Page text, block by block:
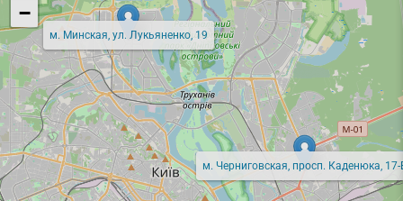
м. Минская, ул. Лукьяненко, 19
м. Черниговская, просп. Каденюка, 17-
−